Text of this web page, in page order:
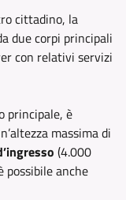
cittadino, la
due corpi principali
con relativi servizi
principale, è
massima di
(4.000
possibile anche